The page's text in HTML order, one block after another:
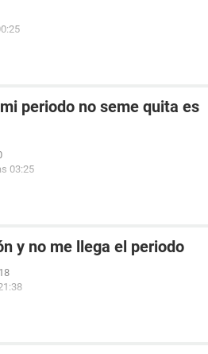
periodo no seme quita es
03:25
y no me llega el periodo